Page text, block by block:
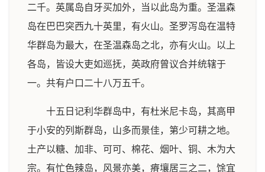
二千。英属岛自牙买加外，当以此岛为重。圣温森
岛在巴巴突西九十英里，有火山。圣罗泻岛在温特
华群岛为最大，在圣温森岛之北，亦有火山。以上
各岛，皆设大吏如巡抚，英政府曾议合并统辖于
一。共有户口二十八万五千。
十五日记利华群岛中，有杜米尼卡岛，其高甲
于小安的列斯群岛，山多而景佳，第少可耕之地。
土产以糖、加非、可可、棉花、烟叶、铜、木为大
宗。有忙色辣岛，风景亦美，瘠壤居三之二，馀宜